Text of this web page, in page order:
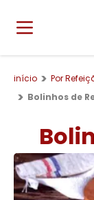
início Por
Bolinhos de